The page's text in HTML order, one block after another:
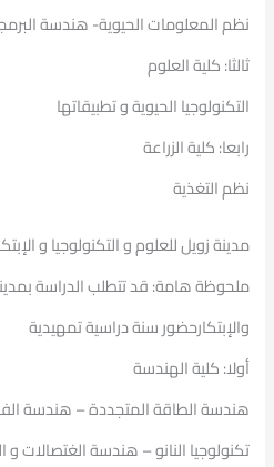
نظم المعلومات الحيوية- هندسة
ثالثا: كلية العلوم
التكنولوجيا الحيوية و تطبيقاتها
رابعا: كلية الزراعة
نظم التغذية
مدينة زويل للعلوم و التكنولوجيا و
ملحوظة هامة: قد تتطلب الدراسة
والإبتكارحضور سنة دراسية تمهيدية
أولا: كلية الهندسة
هندسة الطاقة المتجددة – هندسة
تكنولوجيا النانو – هندسة الغتصالات